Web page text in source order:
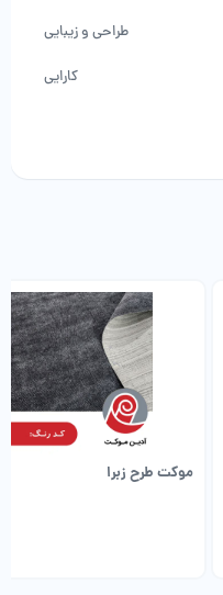
طراحی و زیبایی
کارایی
موکت طرح زبرا